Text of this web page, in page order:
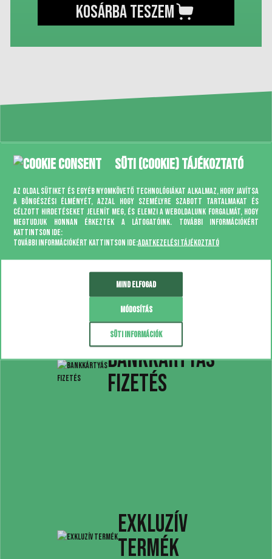
Kosárba teszem
GYORS
KISZÁLLÍTÁS
BANKKÁRTYÁS
FIZETÉS
EXKLUZÍV
TERMÉK
Süti (cookie) tájékoztató
Az oldal sütiket és egyéb nyomkövető technológiákat alkalmaz, hogy javítsa
a böngészési élményét, azzal hogy személyre szabott tartalmakat és
célzott hirdetéseket jelenít meg, és elemzi a weboldalunk forgalmát, hogy
megtudjuk honnan érkeztek a látogatóink. További információkért
kattintson ide:
További információkért kattintson ide:Adatkezelési tájékoztató
Mind elfogad
Módosítás
Süti információk